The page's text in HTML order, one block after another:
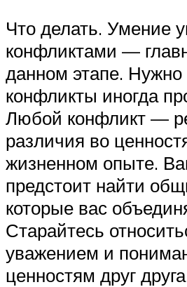
Что делать. Умение
конфликтами —
данном этапе.
конфликты иногда
Любой конфликт —
различия во
жизненном опыте.
предстоит найти
которые вас
Старайтесь
уважением и
ценностям друг друга